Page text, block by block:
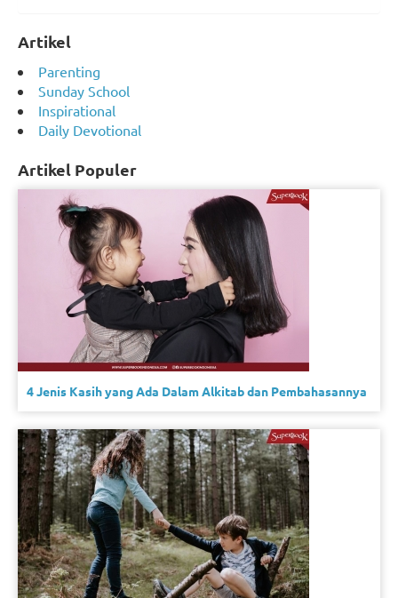
Artikel
Parenting
Sunday School
Inspirational
Daily Devotional
Artikel Populer
4 Jenis Kasih yang Ada Dalam Alkitab dan Pembahasannya